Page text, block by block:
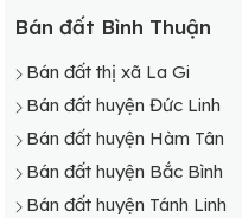
Bán đất Bình Thuận
Bán đất thị xã La Gi
Bán đất huyện Đức Linh
Bán đất huyện Hàm Tân
Bán đất huyện Bắc Bình
Bán đất huyện Tánh Linh